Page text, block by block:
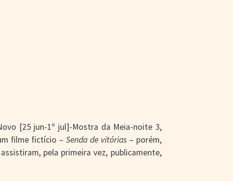
[25 jun-1º jul]-Mostra da Meia-noite 3,
filme fictício –Senda de vitórias– porém,
pela primeira vez, publicamente,